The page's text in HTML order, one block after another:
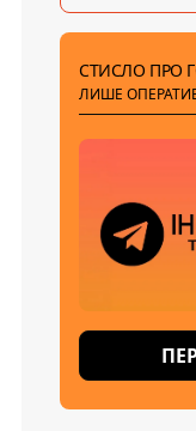
СТИСЛО ПРО
ЛИШЕ